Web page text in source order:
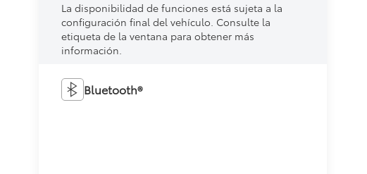
La disponibilidad de funciones está sujeta a la
configuración final del vehículo. Consulte la
etiqueta de la ventana para obtener más
información.
Bluetooth®